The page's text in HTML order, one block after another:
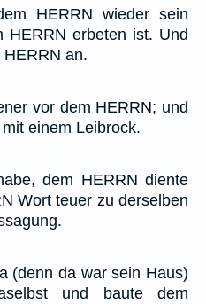
HERRN wieder sein
erbeten ist. Und
an.
vor dem HERRN; und
einem Leibrock.
dem HERRN diente
Wort teuer zu derselben
(denn da war sein Haus)
und baute dem